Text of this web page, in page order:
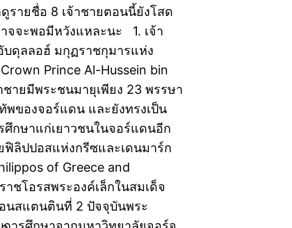
ดูรายชื่อ 8 เจ้าชายตอนนี้ยังโสด
จจะพอมีหวังแหละนะ 1. เจ้า
ดุลลอฮ์ มกุฏราชกุมารแห่ง
Prince Al-Hussein bin
ชายมีพระชนมายุเพียง 23 พรรษา
พของจอร์แดน และยังทรงเป็น
ศึกษาแก่เยาวชนในจอร์แดนอีก
ลิปปอสแห่งกรีซและเดนมาร์ก
of Greece and
าชโอรสพระองค์เล็กในสมเด็จ
นสแตนตินที่ 2 ปัจจุบันพระ